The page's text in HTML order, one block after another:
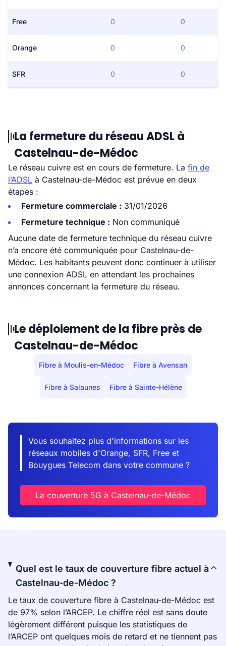
Free 0 0
Orange 0 0
SFR 0 0
La fermeture du réseau ADSL à
Castelnau-de-Médoc
Le réseau cuivre est en cours de fermeture. La fin de
l’ADSL à Castelnau-de-Médoc est prévue en deux
étapes :
Fermeture commerciale : 31/01/2026
Fermeture technique : Non communiqué
Aucune date de fermeture technique du réseau cuivre
n’a encore été communiquée pour Castelnau-de-
Médoc. Les habitants peuvent donc continuer à utiliser
une connexion ADSL en attendant les prochaines
annonces concernant la fermeture du réseau.
Le déploiement de la fibre près de
Castelnau-de-Médoc
Fibre à Moulis-en-Médoc Fibre à Avensan
Fibre à Salaunes Fibre à Sainte-Hélène
Vous souhaitez plus d'informations sur les
réseaux mobiles d'Orange, SFR, Free et
Bouygues Telecom dans votre commune ?
La couverture 5G à Castelnau-de-Médoc
Quel est le taux de couverture fibre actuel à
Castelnau-de-Médoc ?
Le taux de couverture fibre à Castelnau-de-Médoc est
de 97% selon l’ARCEP. Le chiffre réel est sans doute
légèrement différent puisque les statistiques de
l’ARCEP ont quelques mois de retard et ne tiennent pas